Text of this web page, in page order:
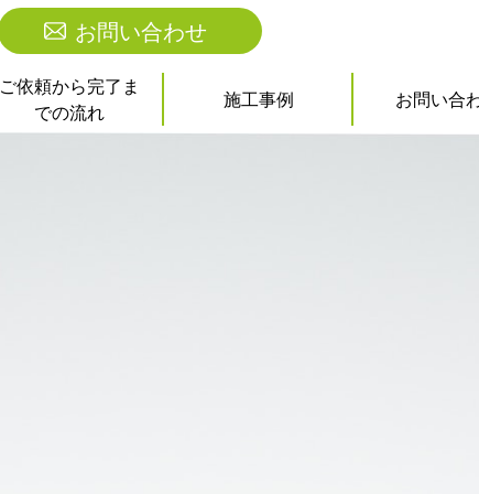
お問い合わせ
ご依頼から完了ま
での流れ
施工事例 お問い合